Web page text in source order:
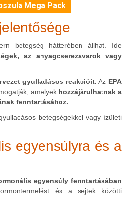
Mega Pack
betegség hátterében állhat. Ide
az anyagcserezavarok vagy
gyulladásos reakcióit. Az EPA
amelyek hozzájárulhatnak a
fenntartásához.
betegségekkel vagy ízületi
egyensúlyra és a
egyensúly fenntartásában
és a sejtek közötti